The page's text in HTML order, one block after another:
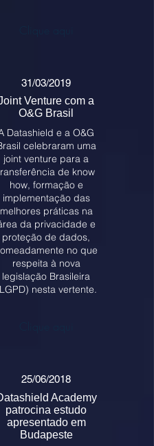
31/03/2019
Venture com a
O&G Brasil
Datashield e a O&G
celebraram uma
joint venture para a
de know
how, formação e
implementação das
melhores práticas na
da privacidade e
proteção de dados,
no que
respeita à nova
legislação Brasileira
nesta vertente.
25/06/2018
Academy
patrocina estudo
apresentado em
Budapeste